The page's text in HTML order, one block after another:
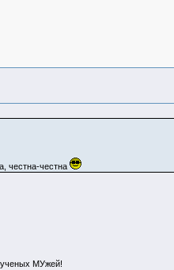
честна-честна
ученых МУжей!